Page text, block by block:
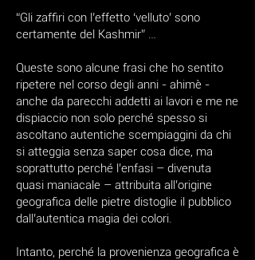
“Gli zaffiri con l’effetto ‘velluto’ sono
certamente del Kashmir” …
Queste sono alcune frasi che ho sentito
ripetere nel corso degli anni - ahimè -
anche da parecchi addetti ai lavori e me ne
dispiaccio non solo perché spesso si
ascoltano autentiche scempiaggini da chi
si atteggia senza saper cosa dice, ma
soprattutto perché l’enfasi – divenuta
quasi maniacale – attribuita all’origine
geografica delle pietre distoglie il pubblico
dall’autentica magia dei colori.
Intanto, perché la provenienza geografica è